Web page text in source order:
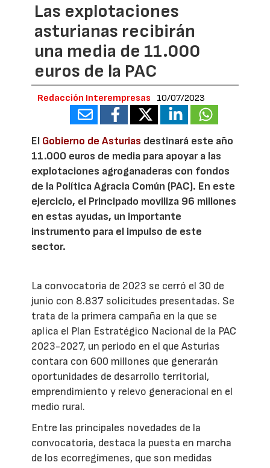
Las explotaciones
asturianas recibirán
una media de 11.000
euros de la PAC
Redacción Interempresas 10/07/2023
El Gobierno de Asturias destinará este año
11.000 euros de media para apoyar a las
explotaciones agroganaderas con fondos
de la Política Agracia Común (PAC). En este
ejercicio, el Principado moviliza 96 millones
en estas ayudas, un importante
instrumento para el impulso de este
sector.
La convocatoria de 2023 se cerró el 30 de
junio con 8.837 solicitudes presentadas. Se
trata de la primera campaña en la que se
aplica el Plan Estratégico Nacional de la PAC
2023-2027, un periodo en el que Asturias
contara con 600 millones que generarán
oportunidades de desarrollo territorial,
emprendimiento y relevo generacional en el
medio rural.
Entre las principales novedades de la
convocatoria, destaca la puesta en marcha
de los ecorregímenes, que son medidas